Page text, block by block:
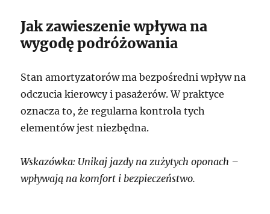
Jak zawieszenie wpływa na
wygodę podróżowania
Stan amortyzatorów ma bezpośredni wpływ na
odczucia kierowcy i pasażerów. W praktyce
oznacza to, że regularna kontrola tych
elementów jest niezbędna.
Wskazówka: Unikaj jazdy na zużytych oponach –
wpływają na komfort i bezpieczeństwo.